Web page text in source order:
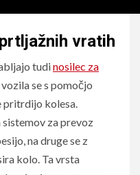
vratih
tudinosilec za
vozila se s pomočjo
pritrdijo kolesa.
za prevoz
na druge se z
kolo. Ta vrsta